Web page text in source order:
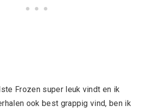
Frozen super leuk vindt en ik
ook best grappig vind, ben ik